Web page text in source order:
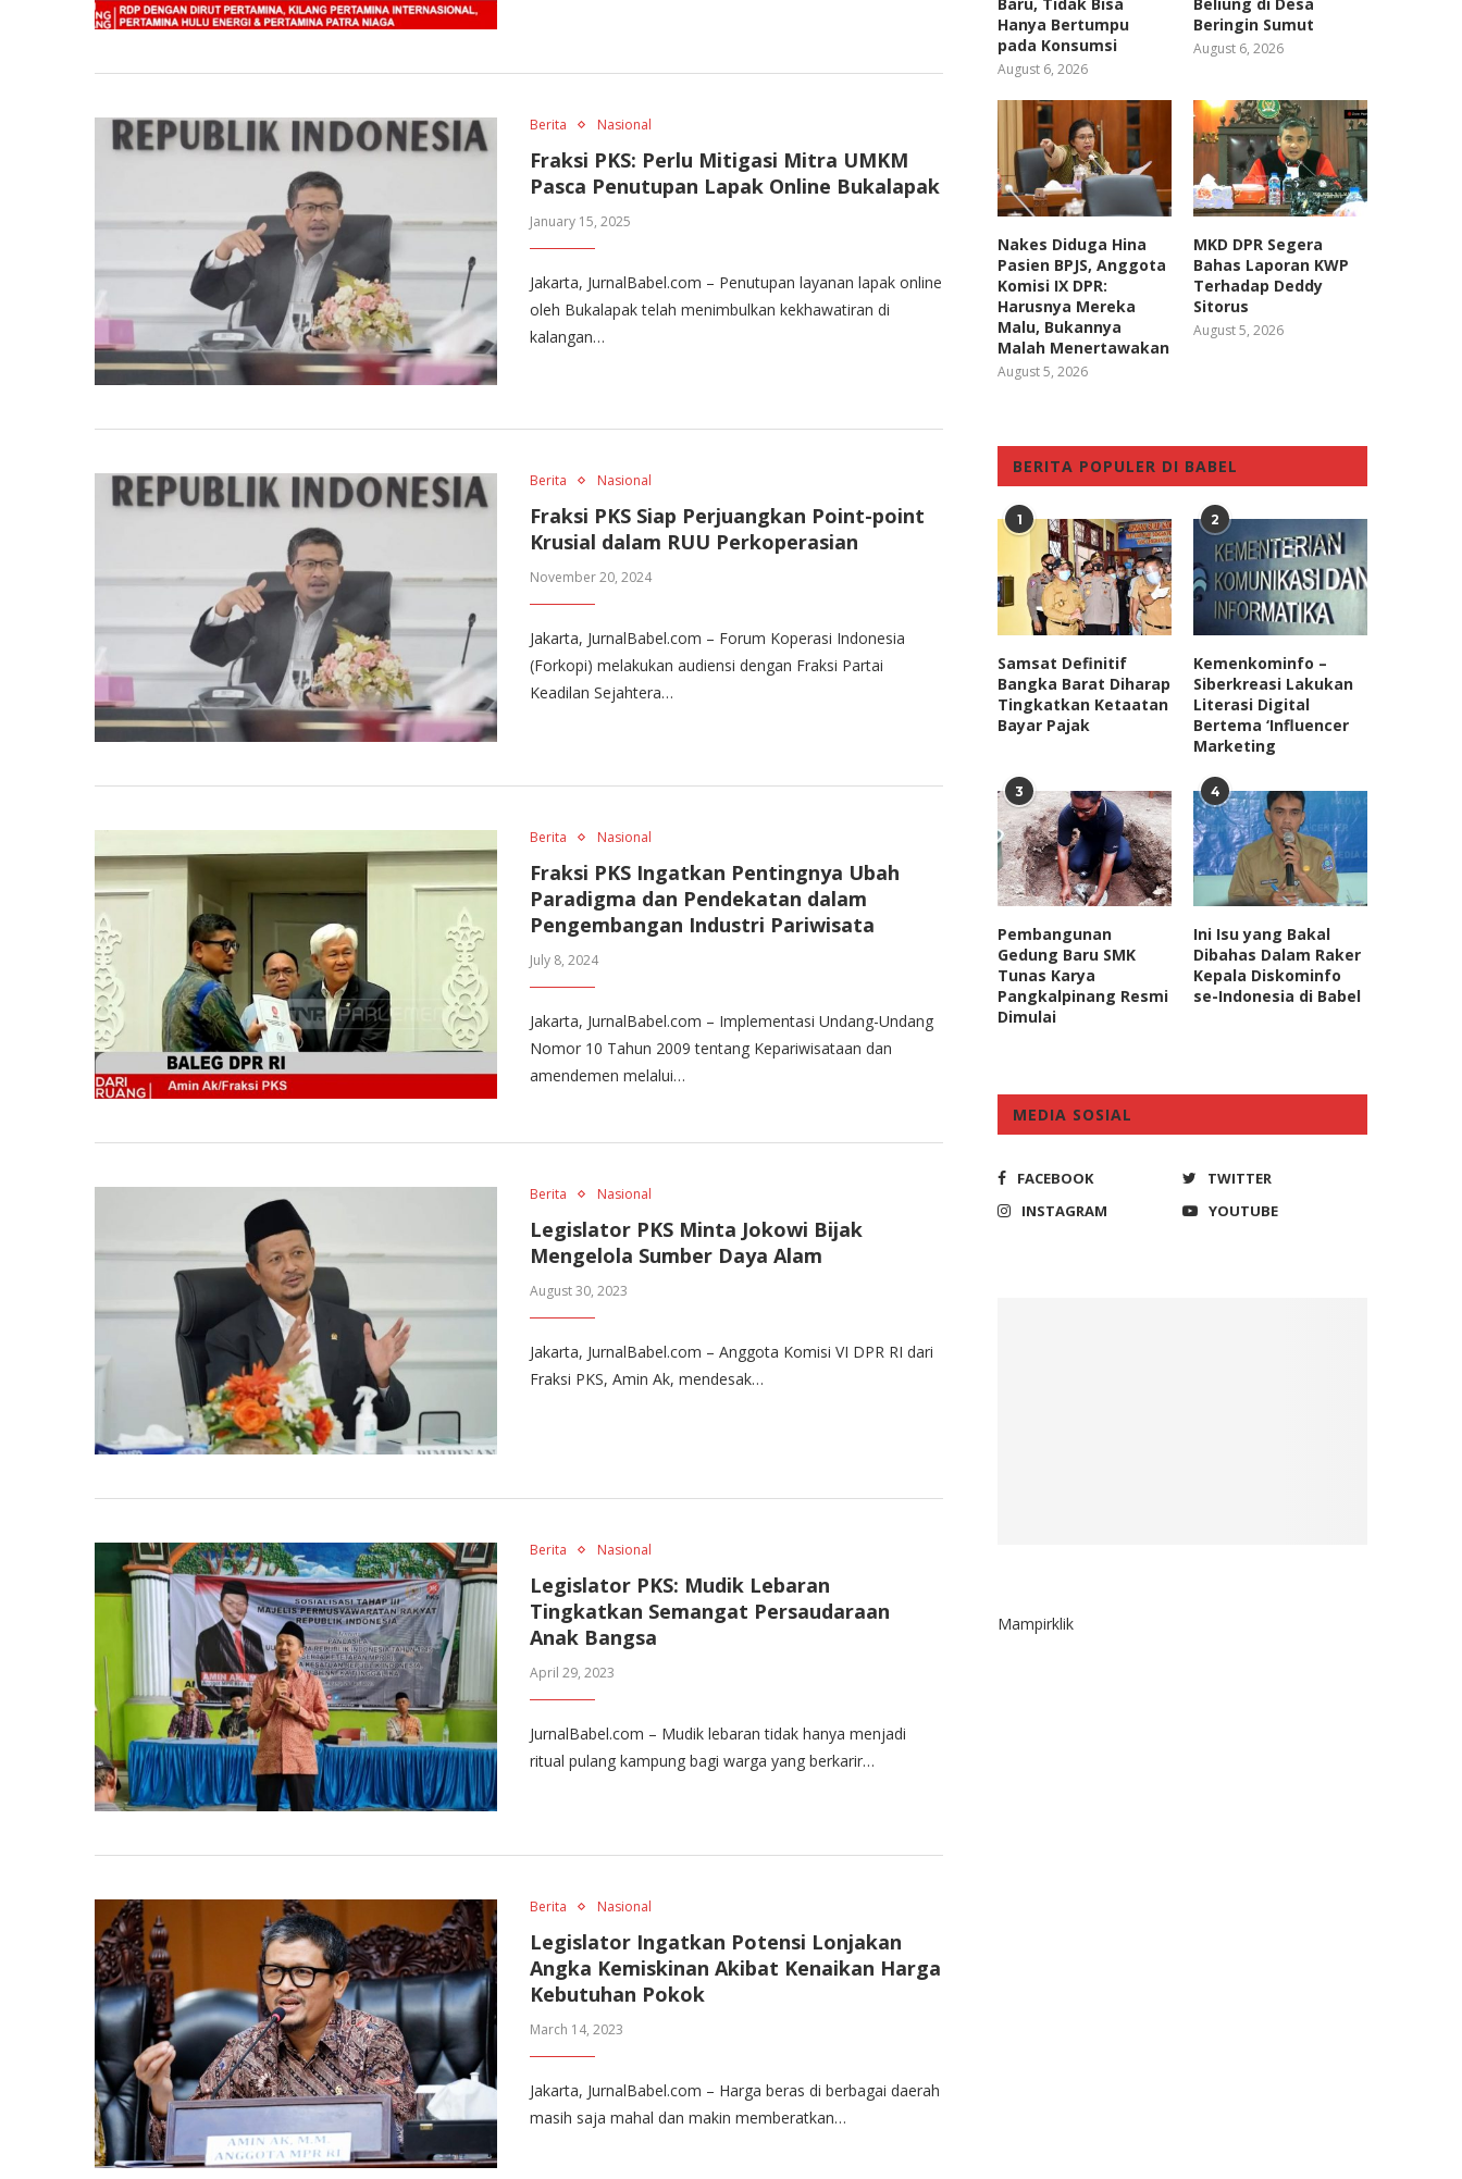
Berita Nasional
Fraksi PKS: Perlu Mitigasi Mitra UMKM
Pasca Penutupan Lapak Online Bukalapak
January 15, 2025
Jakarta, JurnalBabel.com – Penutupan layanan lapak online
oleh Bukalapak telah menimbulkan kekhawatiran di
kalangan…
Berita Nasional
Fraksi PKS Siap Perjuangkan Point-point
Krusial dalam RUU Perkoperasian
November 20, 2024
Jakarta, JurnalBabel.com – Forum Koperasi Indonesia
(Forkopi) melakukan audiensi dengan Fraksi Partai
Keadilan Sejahtera…
Berita Nasional
Fraksi PKS Ingatkan Pentingnya Ubah
Paradigma dan Pendekatan dalam
Pengembangan Industri Pariwisata
July 8, 2024
Jakarta, JurnalBabel.com – Implementasi Undang-Undang
Nomor 10 Tahun 2009 tentang Kepariwisataan dan
amendemen melalui…
Berita Nasional
Legislator PKS Minta Jokowi Bijak
Mengelola Sumber Daya Alam
August 30, 2023
Jakarta, JurnalBabel.com – Anggota Komisi VI DPR RI dari
Fraksi PKS, Amin Ak, mendesak…
Berita Nasional
Legislator PKS: Mudik Lebaran
Tingkatkan Semangat Persaudaraan
Anak Bangsa
April 29, 2023
JurnalBabel.com – Mudik lebaran tidak hanya menjadi
ritual pulang kampung bagi warga yang berkarir…
Berita Nasional
Legislator Ingatkan Potensi Lonjakan
Angka Kemiskinan Akibat Kenaikan Harga
Kebutuhan Pokok
March 14, 2023
Jakarta, JurnalBabel.com – Harga beras di berbagai daerah
masih saja mahal dan makin memberatkan…
Baru, Tidak Bisa
Hanya Bertumpu
pada Konsumsi
August 6, 2026
Beliung di Desa
Beringin Sumut
August 6, 2026
Nakes Diduga Hina
Pasien BPJS, Anggota
Komisi IX DPR:
Harusnya Mereka
Malu, Bukannya
Malah Menertawakan
August 5, 2026
MKD DPR Segera
Bahas Laporan KWP
Terhadap Deddy
Sitorus
August 5, 2026
BERITA POPULER DI BABEL
1
Samsat Definitif
Bangka Barat Diharap
Tingkatkan Ketaatan
Bayar Pajak
2
Kemenkominfo –
Siberkreasi Lakukan
Literasi Digital
Bertema ‘Influencer
Marketing
3
Pembangunan
Gedung Baru SMK
Tunas Karya
Pangkalpinang Resmi
Dimulai
4
Ini Isu yang Bakal
Dibahas Dalam Raker
Kepala Diskominfo
se-Indonesia di Babel
MEDIA SOSIAL
FACEBOOK
TWITTER
INSTAGRAM
YOUTUBE
Mampirklik